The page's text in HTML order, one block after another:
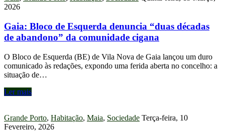
2026
Gaia: Bloco de Esquerda denuncia “duas décadas
de abandono” da comunidade cigana
O Bloco de Esquerda (BE) de Vila Nova de Gaia lançou um duro
comunicado às redações, expondo uma ferida aberta no concelho: a
situação de…
Ler mais
Grande Porto, Habitação, Maia, Sociedade Terça-feira, 10
Fevereiro, 2026